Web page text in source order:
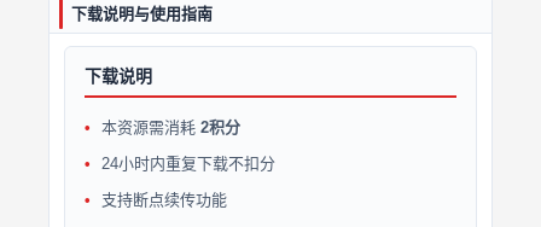
下载说明与使用指南
下载说明
本资源需消耗 2积分
24小时内重复下载不扣分
支持断点续传功能